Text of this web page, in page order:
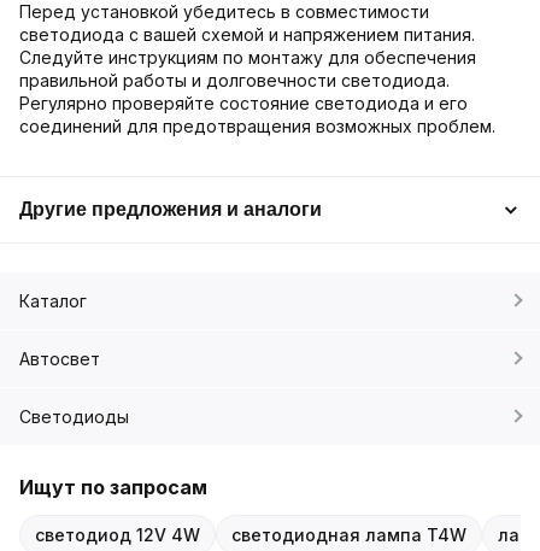
Перед установкой убедитесь в совместимости
светодиода с вашей схемой и напряжением питания.
Следуйте инструкциям по монтажу для обеспечения
правильной работы и долговечности светодиода.
Регулярно проверяйте состояние светодиода и его
соединений для предотвращения возможных проблем.
Другие предложения и аналоги
Каталог
Автосвет
Светодиоды
Ищут по запросам
светодиод 12V 4W светодиодная лампа T4W